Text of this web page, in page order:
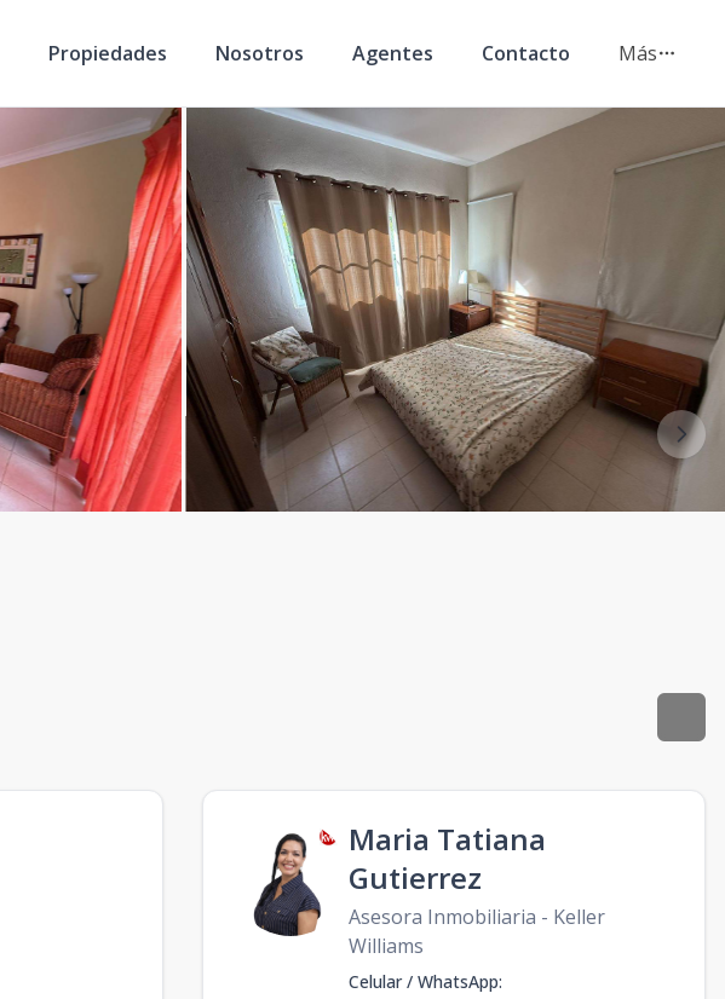
Propiedades Nosotros Agentes Contacto Más
Maria Tatiana
Gutierrez
Asesora Inmobiliaria - Keller
Williams
Celular / WhatsApp: